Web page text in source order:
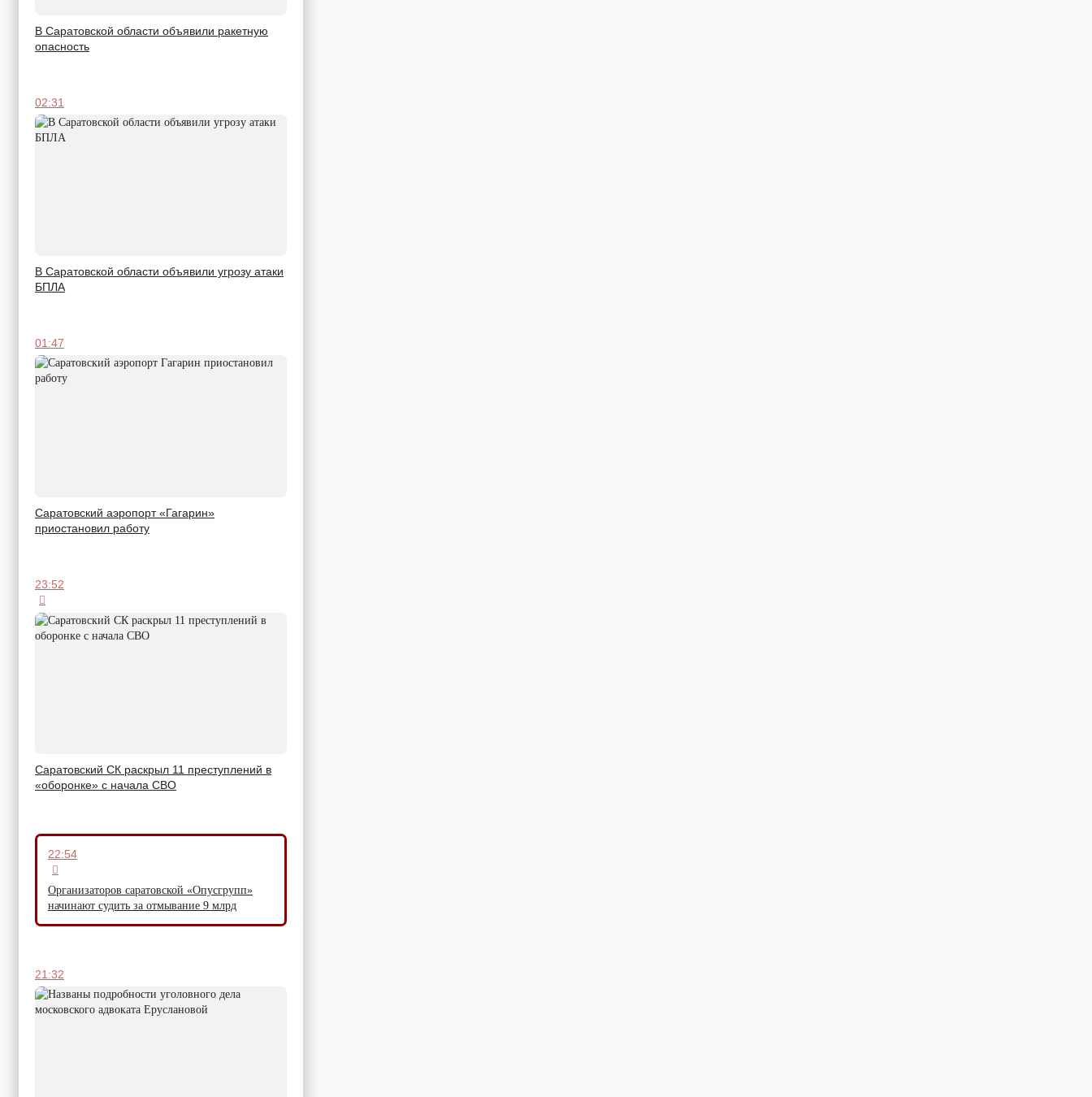
В Саратовской области объявили ракетную
опасность
02:31
В Саратовской области объявили угрозу атаки
БПЛА
01:47
Саратовский аэропорт «Гагарин»
приостановил работу
23:52
Саратовский СК раскрыл 11 преступлений в
«оборонке» с начала СВО
22:54
Организаторов саратовской «Опусгрупп»
начинают судить за отмывание 9 млрд
21:32